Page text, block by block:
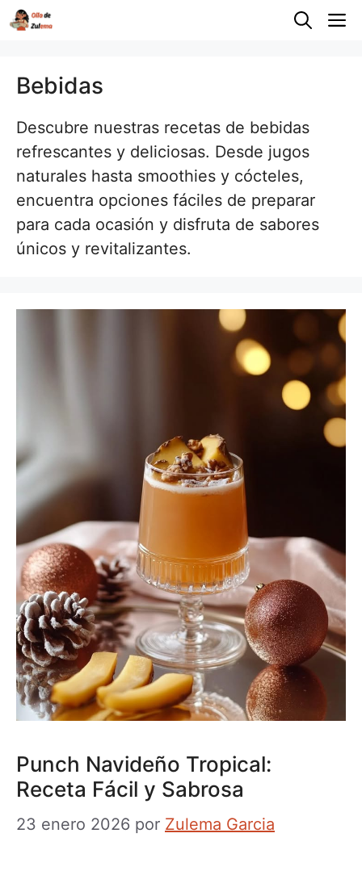
Saltar
Bebidas
Descubre nuestras recetas de bebidas
refrescantes y deliciosas. Desde jugos
naturales hasta smoothies y cócteles,
encuentra opciones fáciles de preparar
para cada ocasión y disfruta de sabores
únicos y revitalizantes.
Punch Navideño Tropical:
Receta Fácil y Sabrosa
23 enero 2026 por Zulema Garcia